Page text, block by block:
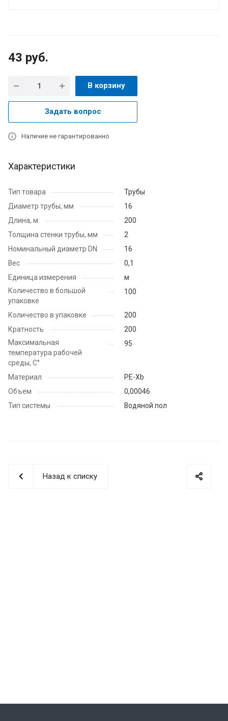
43 руб.
В корзину
Задать вопрос
Наличие не гарантированно
Характеристики
Тип товара
Трубы
Диаметр трубы, мм
16
Длина, м
200
Толщина стенки трубы, мм
2
Номинальный диаметр DN
16
Вес
0,1
Единица измерения
м
Количество в большой
упаковке
100
Количество в упаковке
200
Кратность
200
Максимальная
температура рабочей
среды, С°
95
Материал
PE-Xb
Объем
0,00046
Тип системы
Водяной пол
Назад к списку